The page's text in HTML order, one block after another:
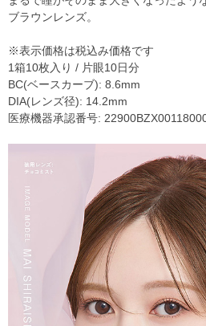
ブラウンレンズ。
※表示価格は税込み価格です
1箱10枚入り / 片眼10日分
BC(ベースカーブ): 8.6mm
DIA(レンズ径): 14.2mm
医療機器承認番号: